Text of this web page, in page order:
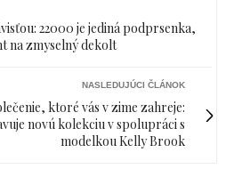
22000 je jediná podprsenka,
na zmyselný dekolt
NASLEDUJÚCI ČLÁNOK
ktoré vás v zime zahreje:
novú kolekciu v spolupráci s
modelkou Kelly Brook